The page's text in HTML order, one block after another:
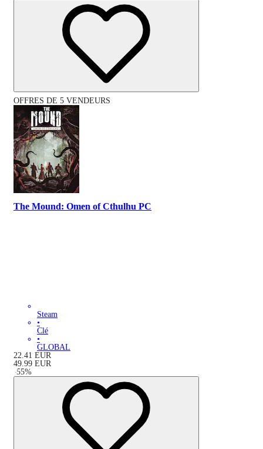
OFFRES DE 5 VENDEURS
The Mound: Omen of Cthulhu PC
Steam
•
Clé
•
GLOBAL
22.41 EUR
49.99 EUR
-55%